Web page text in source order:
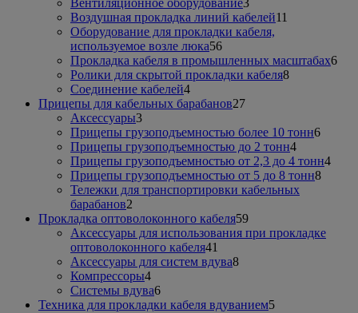
Вентиляционное оборудование3
товара
Воздушная прокладка линий кабелей11
Оборудование для прокладки кабеля,
используемое возле люка5656
товаров
Прокладка кабеля в промышленных масштабах66
Ролики для скрытой прокладки кабеля88
Соединение кабелей44
товара
Прицепы для кабельных барабанов2727
Аксессуары33
товара
Прицепы грузоподъемностью более 10 тонн66
Прицепы грузоподъемностью до 2 тонн44
товара
Прицепы грузоподъемностью от 2,3 до 4 тонн44
Прицепы грузоподъемностью от 5 до 8 тонн88
Тележки для транспортировки кабельных
барабанов2
товара
Прокладка оптоволоконного кабеля5959
товаров
Аксессуары для использования при прокладке
оптоволоконного кабеля41
товар
Аксессуары для систем вдува88
Компрессоры44
товара
Системы вдува66
товаров
Техника для прокладки кабеля вдуванием55